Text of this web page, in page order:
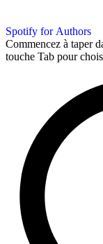
Spotify for Authors
Commencez à taper
touche Tab pour